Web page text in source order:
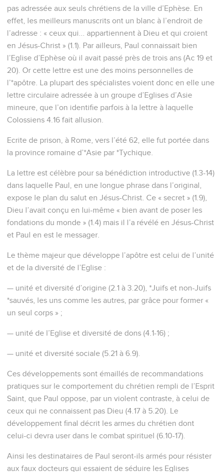
pas adressée aux seuls chrétiens de la ville d’Ephèse. En
effet, les meilleurs manuscrits ont un blanc à l’endroit de
l’adresse : « ceux qui... appartiennent à Dieu et qui croient
en Jésus-Christ » (1.1). Par ailleurs, Paul connaissait bien
l’Eglise d’Ephèse où il avait passé près de trois ans (Ac 19 et
20). Or cette lettre est une des moins personnelles de
l’*apôtre. La plupart des spécialistes voient donc en elle une
lettre circulaire adressée à un groupe d’Eglises d’Asie
mineure, que l’on identifie parfois à la lettre à laquelle
Colossiens 4.16 fait allusion.
Ecrite de prison, à Rome, vers l’été 62, elle fut portée dans
la province romaine d’*Asie par *Tychique.
La lettre est célèbre pour sa bénédiction introductive (1.3-14)
dans laquelle Paul, en une longue phrase dans l’original,
expose le plan du salut en Jésus-Christ. Ce « secret » (1.9),
Dieu l’avait conçu en lui-même « bien avant de poser les
fondations du monde » (1.4) mais il l’a révélé en Jésus-Christ
et Paul en est le messager.
Le thème majeur que développe l’apôtre est celui de l’unité
et de la diversité de l’Eglise :
— unité et diversité d’origine (2.1 à 3.20), *Juifs et non-Juifs
*sauvés, les uns comme les autres, par grâce pour former «
un seul corps » ;
— unité de l’Eglise et diversité de dons (4.1-16) ;
— unité et diversité sociale (5.21 à 6.9).
Ces développements sont émaillés de recommandations
pratiques sur le comportement du chrétien rempli de l’Esprit
Saint, que Paul oppose, par un violent contraste, à celui de
ceux qui ne connaissent pas Dieu (4.17 à 5.20). Le
développement final décrit les armes du chrétien dont
celui-ci devra user dans le combat spirituel (6.10-17).
Ainsi les destinataires de Paul seront-ils armés pour résister
aux faux docteurs qui essaient de séduire les Eglises